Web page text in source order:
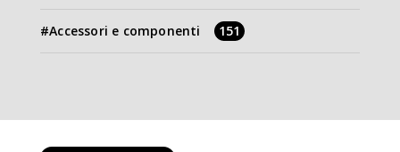
Accessori e componenti 151